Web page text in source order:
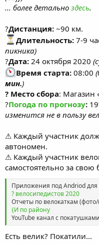
... более детально здесь.
?Дистанция: ~90 км.
Длительность: 7-9
пикника)
?Дата: 24 октября 2020
Время старта: 08:00
мин.)
? Место сбора: Магазин
?Погода по прогнозу:
изменится не в пользу
⚠ Каждый участник
автономен.
⚠ Каждый участник
самостоятельно за свою
Приложения под Andriod для
? велосипедистов 2020
Отчеты по велокаткам
{И по району
YouTube канал с
Есть велик? Покатили...